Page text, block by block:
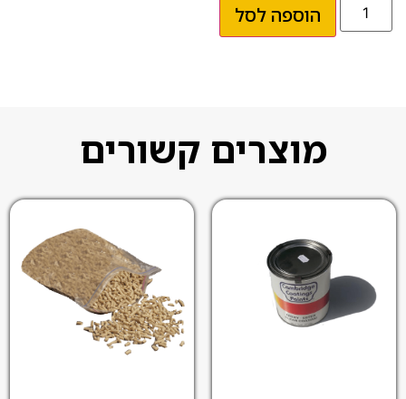
הוספה לסל
מוצרים קשורים